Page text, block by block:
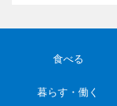
食べる
暮らす・働く